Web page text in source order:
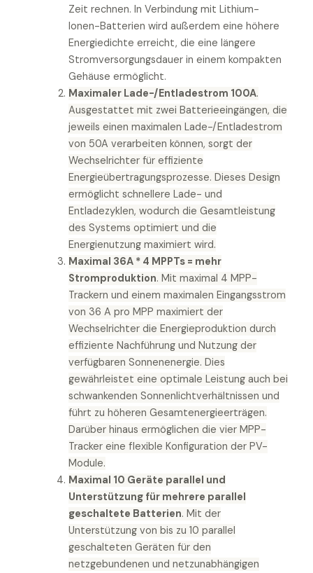
Zeit rechnen. In Verbindung mit Lithium-
Ionen-Batterien wird außerdem eine höhere
Energiedichte erreicht, die eine längere
Stromversorgungsdauer in einem kompakten
Gehäuse ermöglicht.
Maximaler Lade-/Entladestrom 100A.
Ausgestattet mit zwei Batterieeingängen, die
jeweils einen maximalen Lade-/Entladestrom
von 50A verarbeiten können, sorgt der
Wechselrichter für effiziente
Energieübertragungsprozesse. Dieses Design
ermöglicht schnellere Lade- und
Entladezyklen, wodurch die Gesamtleistung
des Systems optimiert und die
Energienutzung maximiert wird.
Maximal 36A * 4 MPPTs = mehr
Stromproduktion. Mit maximal 4 MPP-
Trackern und einem maximalen Eingangsstrom
von 36 A pro MPP maximiert der
Wechselrichter die Energieproduktion durch
effiziente Nachführung und Nutzung der
verfügbaren Sonnenenergie. Dies
gewährleistet eine optimale Leistung auch bei
schwankenden Sonnenlichtverhältnissen und
führt zu höheren Gesamtenergieerträgen.
Darüber hinaus ermöglichen die vier MPP-
Tracker eine flexible Konfiguration der PV-
Module.
Maximal 10 Geräte parallel und
Unterstützung für mehrere parallel
geschaltete Batterien. Mit der
Unterstützung von bis zu 10 parallel
geschalteten Geräten für den
netzgebundenen und netzunabhängigen